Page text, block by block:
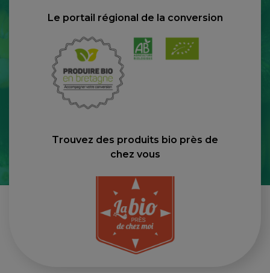
Le portail régional de la conversion
Trouvez des produits bio près de
chez vous